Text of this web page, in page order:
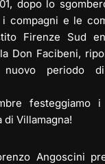
dopo lo
compagni e le
Firenze Sud
Don Facibeni,
nuovo periodo
festeggiamo
Villamagna!
Angoscini